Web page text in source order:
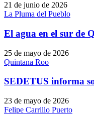
21 de junio de 2026
La Pluma del Pueblo
El agua en el sur de
25 de mayo de 2026
Quintana Roo
SEDETUS informa
23 de mayo de 2026
Felipe Carrillo Puerto